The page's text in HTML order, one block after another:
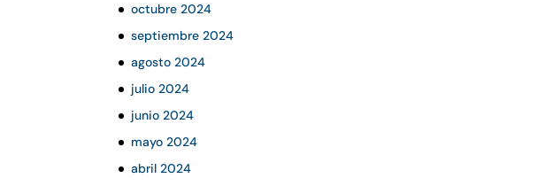
octubre 2024
septiembre 2024
agosto 2024
julio 2024
junio 2024
mayo 2024
abril 2024